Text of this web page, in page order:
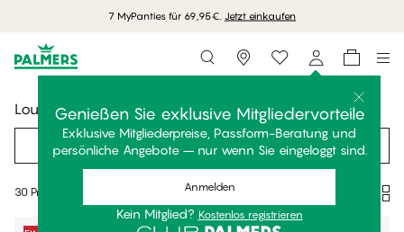
7 MyPanties für 69,95€. Jetzt einkaufen
Storefinder
Genießen Sie exklusive Mitgliedervorteile
Exklusive Mitgliederpreise, Passform-Beratung und
persönliche Angebote – nur wenn Sie eingeloggt sind.
Anmelden
Kein Mitglied? Kostenlos registrieren
Loungewear
Filter Empfohlen
30 Produkte
Produkte